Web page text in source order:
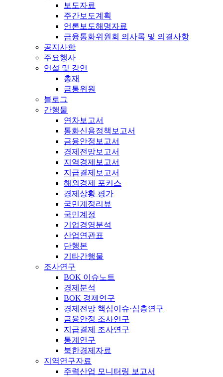
보도자료
주간보도계획
언론보도해명자료
금융통화위원회 의사록 및 의결사항
공지사항
주요행사
연설 및 강연
총재
금통위원
블로그
간행물
연차보고서
통화신용정책보고서
금융안정보고서
경제전망보고서
지역경제보고서
지급결제보고서
해외경제 포커스
경제상황 평가
국민계정리뷰
국민계정
기업경영분석
산업연관표
단행본
기타간행물
조사연구
BOK 이슈노트
경제분석
BOK 경제연구
경제전망 핵심이슈·심층연구
금융안정 조사연구
지급결제 조사연구
통계연구
북한경제자료
지역연구자료
주력산업 모니터링 보고서